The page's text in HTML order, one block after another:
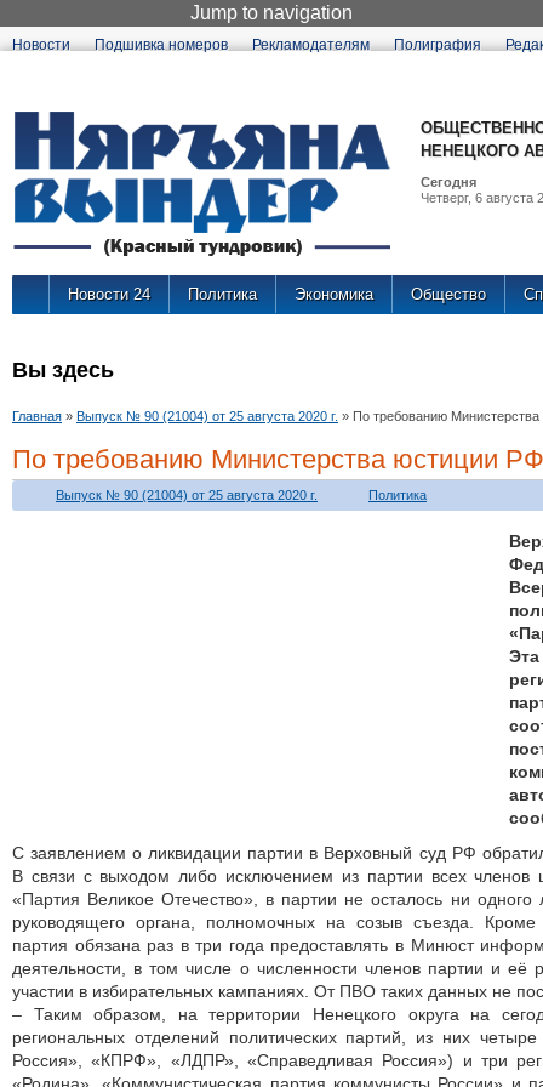
Jump to navigation
Новости Подшивка номеров Рекламодателям Полиграфия
НЕНЕЦКОГО
Сегодня
Четверг, 6 августа
Новости 24 Политика Экономика Общество
Вы здесь
Главная » Выпуск № 90 (21004) от 25 августа 2020 г. » По требованию
По требованию Министерства юстиции РФ
Выпуск № 90 (21004) от 25 августа 2020 г. Политика
С заявлением о ликвидации партии в Верховный суд РФ
В связи с выходом либо исключением из партии всех членов
«Партия Великое Отечество», в партии не осталось ни одного
руководящего органа, полномочных на созыв съезда. Кроме
партия обязана раз в три года предоставлять в Минюст
деятельности, в том числе о численности членов партии и её
участии в избирательных кампаниях. От ПВО таких данных не
– Таким образом, на территории Ненецкого округа на
региональных отделений политических партий, из них
Россия», «КПРФ», «ЛДПР», «Справедливая Россия») и три